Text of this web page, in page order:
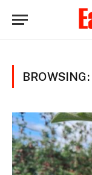
BROWSING: